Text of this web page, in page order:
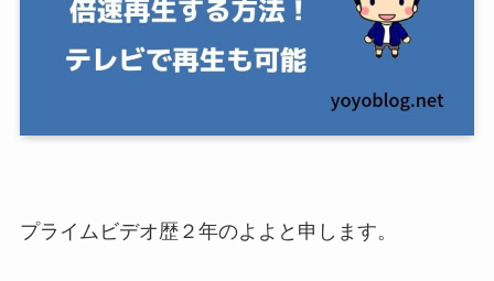
プライムビデオ歴２年のよよと申します。